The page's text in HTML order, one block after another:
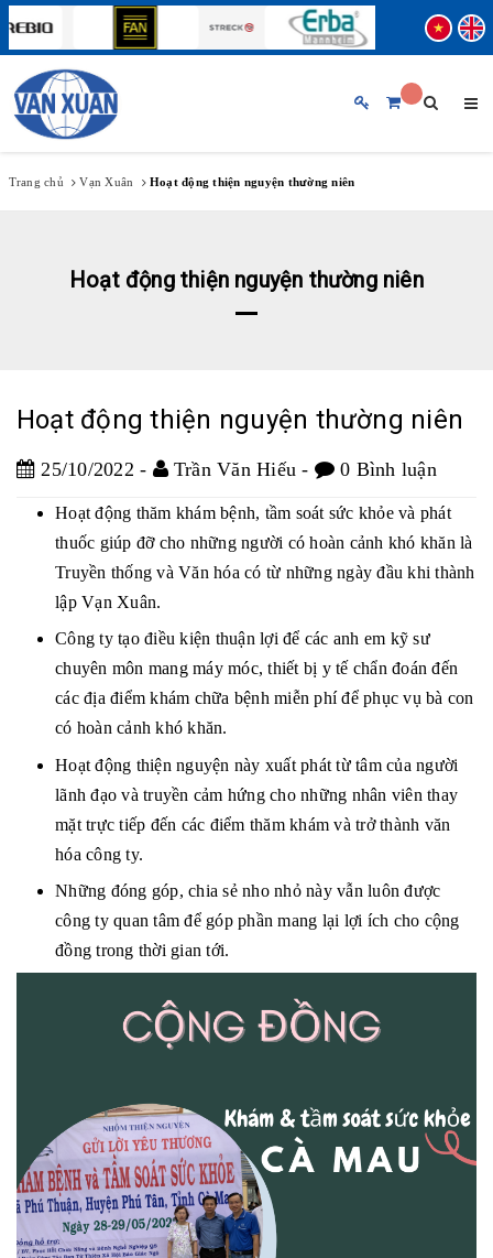
TRANG CHỦ GIỚI THIỆU CHUNG
THƯƠNG HIỆU
♦ STRECK
♦ ERBA MANNHEIM
♦ SIFIN
♦ SFRI
♦ DIAPRO
♦ FAN
♦ ARKRAY
HUYẾT HỌC
MIỄN DỊCH
SINH HÓA
HÓA CHẤT
NHÓM MÁU
ĐÔNG MÁU
THIẾT BỊ KHÁC
VI SINH
BECKMAN COULTER
FUJIREBIO
|
FAN
|
STRECK
TUYỂN DỤNG
Trang chủ Vạn Xuân Hoạt động thiện nguyện thường niên
Hoạt động thiện nguyện thường niên
Hoạt động thiện nguyện thường niên
25/10/2022 - Trần Văn Hiếu - 0 Bình luận
Hoạt động thăm khám bệnh, tầm soát sức khỏe và phát
thuốc giúp đỡ cho những người có hoàn cảnh khó khăn là
Truyền thống và Văn hóa có từ những ngày đầu khi thành
lập Vạn Xuân.
Công ty tạo điều kiện thuận lợi để các anh em kỹ sư
chuyên môn mang máy móc, thiết bị y tế chẩn đoán đến
các địa điểm khám chữa bệnh miễn phí để phục vụ bà con
có hoàn cảnh khó khăn.
Hoạt động thiện nguyện này xuất phát từ tâm của người
lãnh đạo và truyền cảm hứng cho những nhân viên thay
mặt trực tiếp đến các điểm thăm khám và trở thành văn
hóa công ty.
Những đóng góp, chia sẻ nho nhỏ này vẫn luôn được
công ty quan tâm để góp phần mang lại lợi ích cho cộng
đồng trong thời gian tới.